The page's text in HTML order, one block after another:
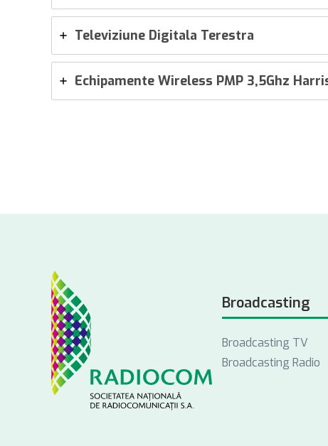
Televiziune Digitala Terestra
Echipamente Wireless PMP 3,5Ghz
Broadcasting
Broadcasting TV
Broadcasting Radio